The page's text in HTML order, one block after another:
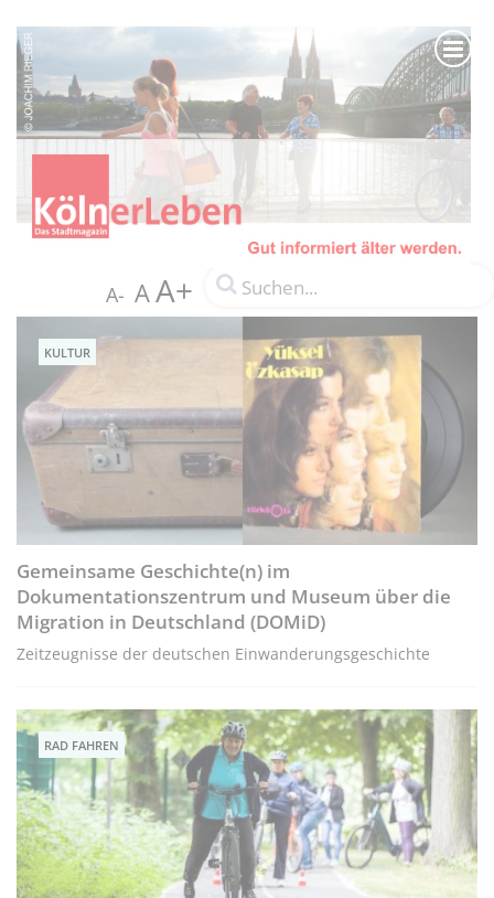
A- AA+
KULTUR
Gemeinsame Geschichte(n) im
Dokumentationszentrum und Museum über die
Migration in Deutschland (DOMiD)
Zeitzeugnisse der deutschen Einwanderungsgeschichte
RAD FAHREN